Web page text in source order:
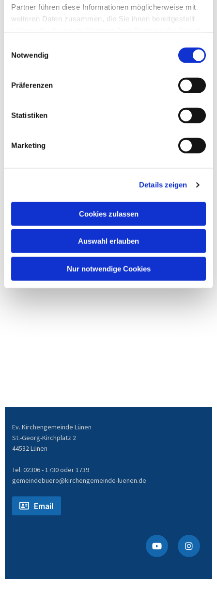
Partner führen diese Informationen möglicherweise mit
weiteren Daten zusammen, die Sie ihnen bereitgestellt
Notwendig
Präferenzen
Statistiken
Marketing
Details zeigen
Cookies zulassen
Auswahl erlauben
Nur notwendige Cookies
Ev. Kirchengemeinde Lünen
St.-Georg-Kirchplatz 2
44532 Lünen
Tel: 02306 - 1730 oder 1739
gemeindebuero@kirchengemeinde-luenen.de
Email